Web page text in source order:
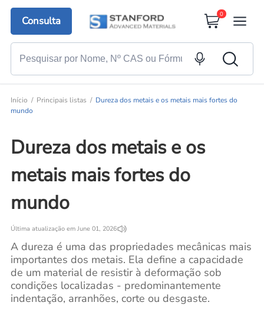
Consulta
0
Início Principais listas
Dureza dos metais e os metais mais fortes do
mundo
Dureza dos metais e os
metais mais fortes do
mundo
Última atualização em June 01, 2026
A dureza é uma das propriedades mecânicas mais
importantes dos metais. Ela define a capacidade
de um material de resistir à deformação sob
condições localizadas - predominantemente
indentação, arranhões, corte ou desgaste.